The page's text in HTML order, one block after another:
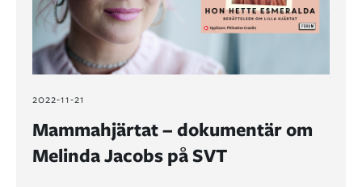
2022-11-21
Mammahjärtat – dokumentär om
Melinda Jacobs på SVT